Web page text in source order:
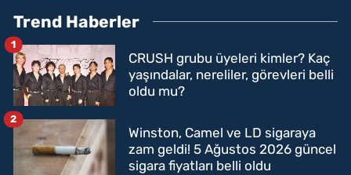
Trend Haberler
CRUSH grubu üyeleri kimler? Kaç
yaşındalar, nereliler, görevleri belli
oldu mu?
1
Winston, Camel ve LD sigaraya
zam geldi! 5 Ağustos 2026 güncel
sigara fiyatları belli oldu
2